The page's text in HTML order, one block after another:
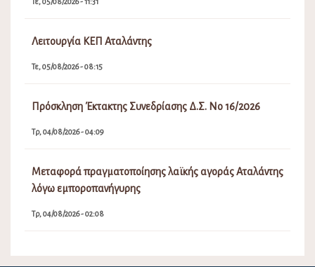
Τε, 05/08/2026 - 11:31
Λειτουργία ΚΕΠ Αταλάντης
Τε, 05/08/2026 - 08:15
Πρόσκληση Έκτακτης Συνεδρίασης Δ.Σ. Νο 16/2026
Τρ, 04/08/2026 - 04:09
Μεταφορά πραγματοποίησης λαϊκής αγοράς Αταλάντης
λόγω εμποροπανήγυρης
Τρ, 04/08/2026 - 02:08